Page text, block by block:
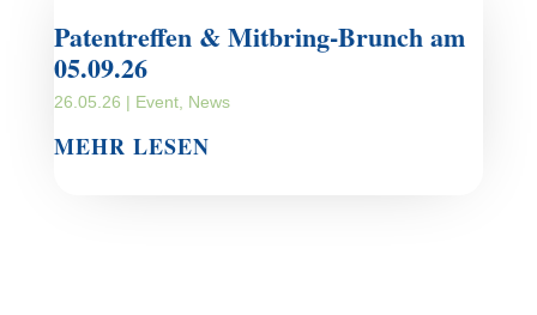
Patentreffen & Mitbring-Brunch am
05.09.26
26.05.26 | Event, News
MEHR LESEN